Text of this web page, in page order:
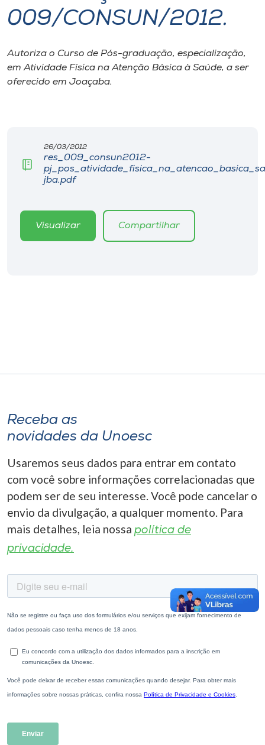
I.nova
Diplomados
Biblioteca
Rádio
A+
009/CONSUN/2012.
Autoriza o Curso de Pós-graduação, especialização,
em Atividade Física na Atenção Básica à Saúde, a ser
oferecido em Joaçaba.
26/03/2012
res_009_consun2012-
jba.pdf
Visualizar Compartilhar
Receba as
novidades da Unoesc
Usaremos seus dados para entrar em contato
com você sobre informações correlacionadas que
podem ser de seu interesse. Você pode cancelar o
envio da divulgação, a qualquer momento. Para
mais detalhes, leia nossa política de
privacidade.